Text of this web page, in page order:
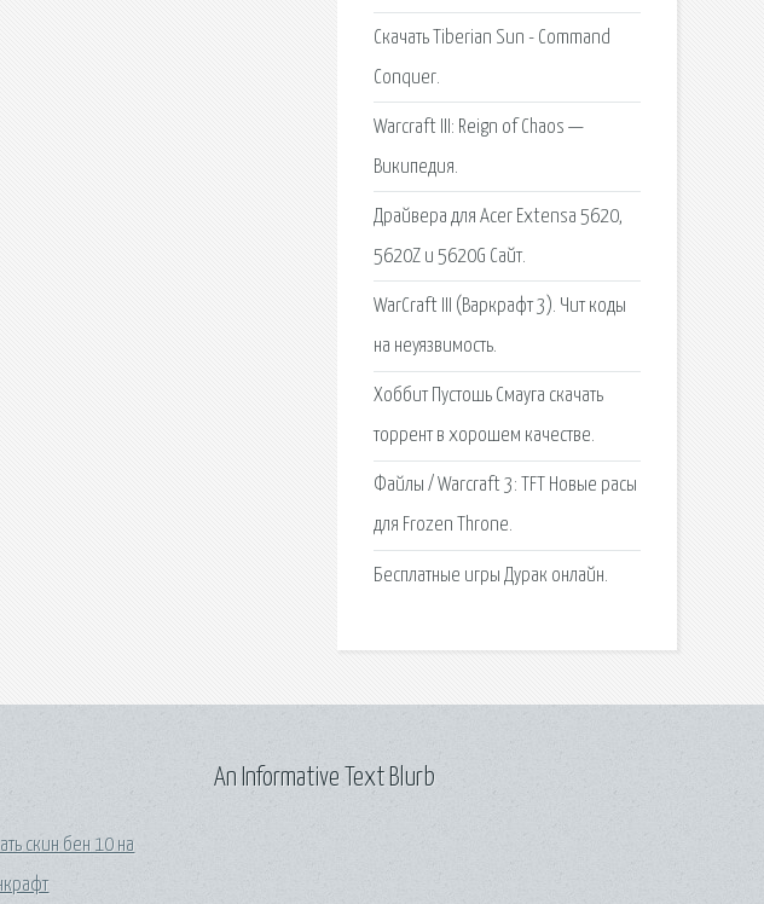
Скачать Tiberian Sun - Command
Conquer.
Warcraft III: Reign of Chaos —
Википедия.
Драйвера для Acer Extensa 5620,
5620Z и 5620G Сайт.
WarCraft III (Варкрафт 3). Чит коды
на неуязвимость.
Хоббит Пустошь Смауга скачать
торрент в хорошем качестве.
Файлы / Warcraft 3: TFT Новые расы
для Frozen Throne.
Бесплатные игры Дурак онлайн.
скин бен 10 на
An Informative Text Blurb